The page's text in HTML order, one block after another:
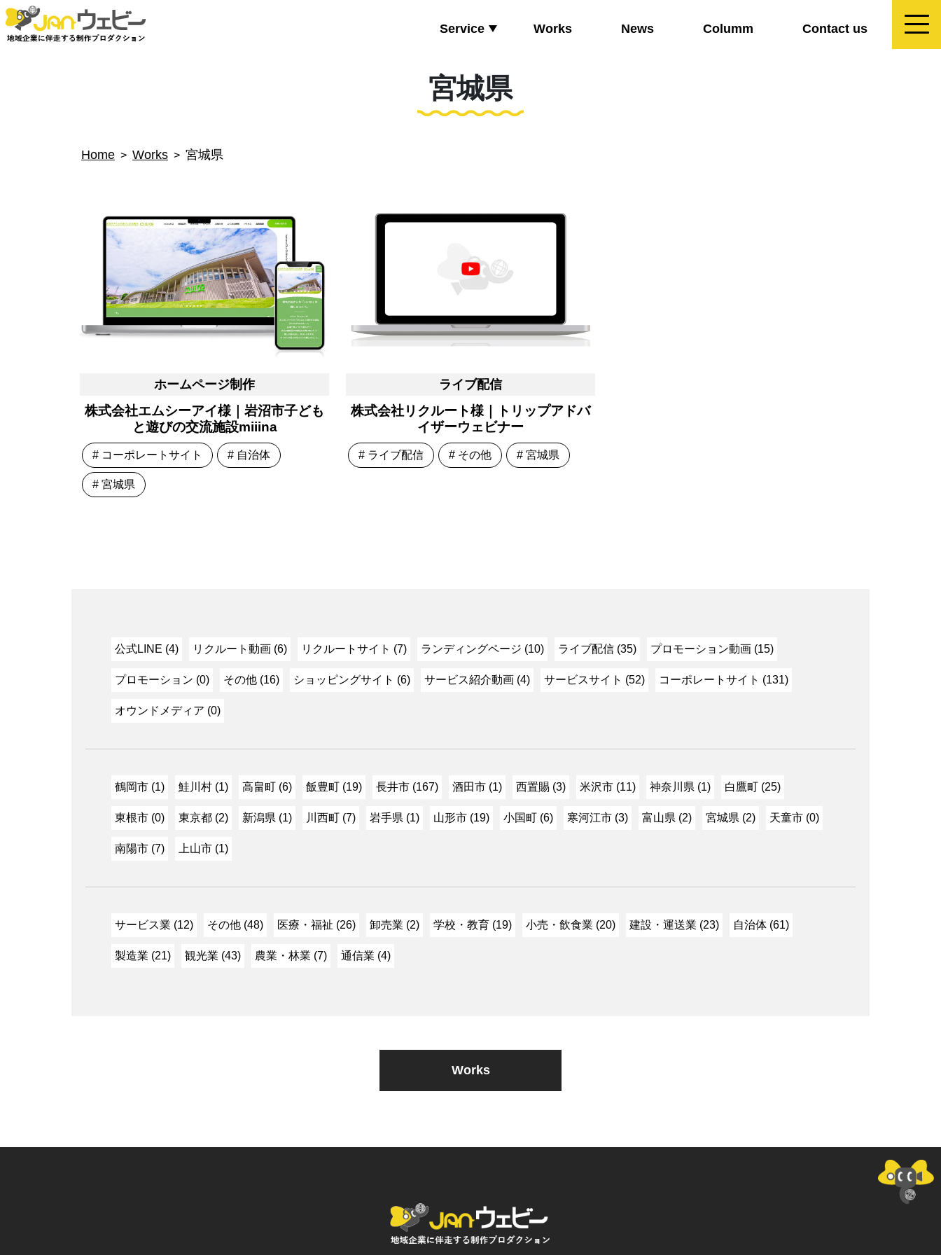
Service Works News Columm Contact us
宮城県
Home > Works > 宮城県
ホームページ制作
株式会社エムシーアイ様｜岩沼市子ども
と遊びの交流施設miiina
# コーポレートサイト # 自治体
# 宮城県
ライブ配信
株式会社リクルート様｜トリップアドバ
イザーウェビナー
# ライブ配信 # その他 # 宮城県
公式LINE (4) リクルート動画 (6) リクルートサイト (7) ランディングページ (10) ライブ配信 (35) プロモーション動画 (15)
プロモーション (0) その他 (16) ショッピングサイト (6) サービス紹介動画 (4) サービスサイト (52) コーポレートサイト (131)
オウンドメディア (0)
鶴岡市 (1) 鮭川村 (1) 高畠町 (6) 飯豊町 (19) 長井市 (167) 酒田市 (1) 西置賜 (3) 米沢市 (11) 神奈川県 (1) 白鷹町 (25)
東根市 (0) 東京都 (2) 新潟県 (1) 川西町 (7) 岩手県 (1) 山形市 (19) 小国町 (6) 寒河江市 (3) 富山県 (2) 宮城県 (2) 天童市 (0)
南陽市 (7) 上山市 (1)
サービス業 (12) その他 (48) 医療・福祉 (26) 卸売業 (2) 学校・教育 (19) 小売・飲食業 (20) 建設・運送業 (23) 自治体 (61)
製造業 (21) 観光業 (43) 農業・林業 (7) 通信業 (4)
Works